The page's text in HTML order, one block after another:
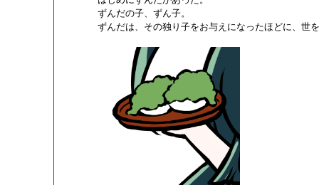
       ずんだの子、ずん子。
ずんだは、その独り子をお与えになったほどに、世